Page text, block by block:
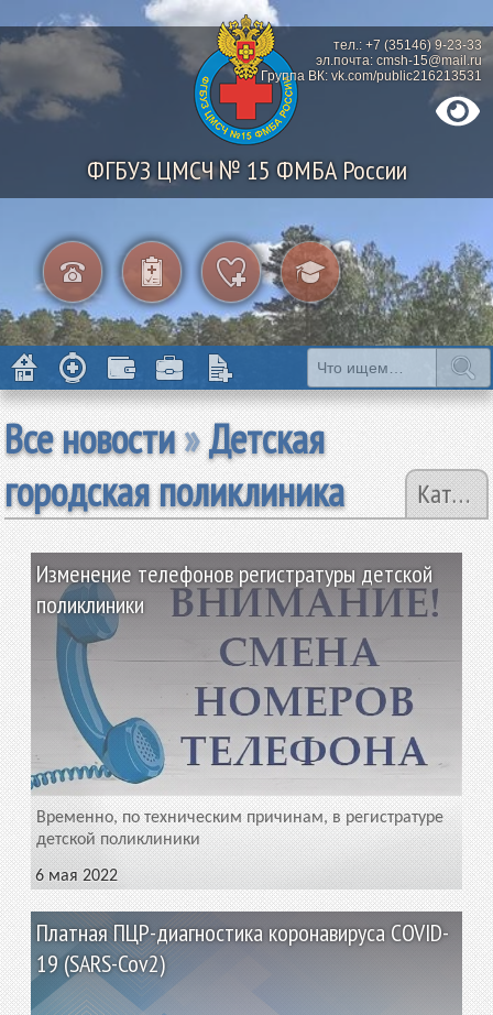
ФГБУЗ ЦМСЧ № 15 ФМБА России
тел.: +7 (35146) 9-23-33
эл.почта: cmsh-15@mail.ru
Группа ВК: vk.com/public216213531
Все новости»Детская
городская поликлиника
Категории
Изменение телефонов регистратуры детской
поликлиники
6 мая 2022
Временно, по техническим причинам, в регистратуре
детской поликлиники
Платная ПЦР-диагностика коронавируса COVID-
19 (SARS-Cov2)